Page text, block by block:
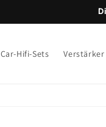
Car-Hifi-Sets Verstärker